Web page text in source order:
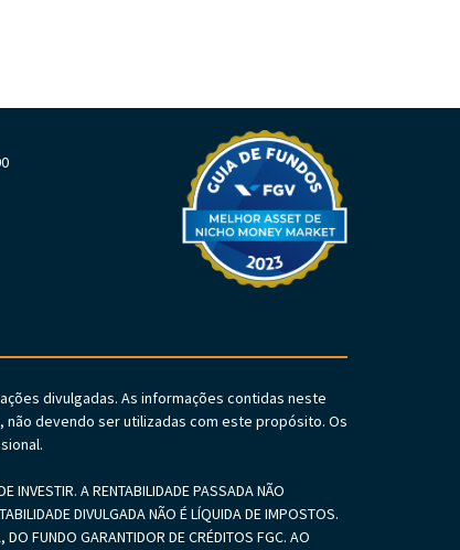
divulgadas. As informações contidas neste
devendo ser utilizadas com este propósito. Os
INVESTIR. A RENTABILIDADE PASSADA NÃO
DIVULGADA NÃO É LÍQUIDA DE IMPOSTOS.
FUNDO GARANTIDOR DE CRÉDITOS FGC. AO